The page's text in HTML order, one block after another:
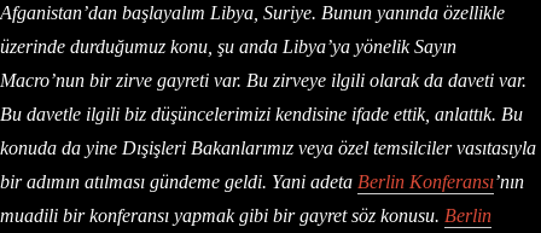
Afganistan’dan başlayalım Libya, Suriye. Bunun yanında özellikle
üzerinde durduğumuz konu, şu anda Libya’ya yönelik Sayın
Macro’nun bir zirve gayreti var. Bu zirveye ilgili olarak da daveti var.
Bu davetle ilgili biz düşüncelerimizi kendisine ifade ettik, anlattık. Bu
konuda da yine Dışişleri Bakanlarımız veya özel temsilciler vasıtasıyla
bir adımın atılması gündeme geldi. Yani adeta Berlin Konferansı’nın
muadili bir konferansı yapmak gibi bir gayret söz konusu. Berlin